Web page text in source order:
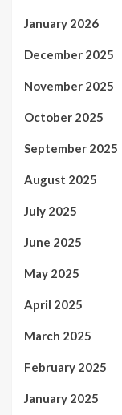
January 2026
December 2025
November 2025
October 2025
September 2025
August 2025
July 2025
June 2025
May 2025
April 2025
March 2025
February 2025
January 2025